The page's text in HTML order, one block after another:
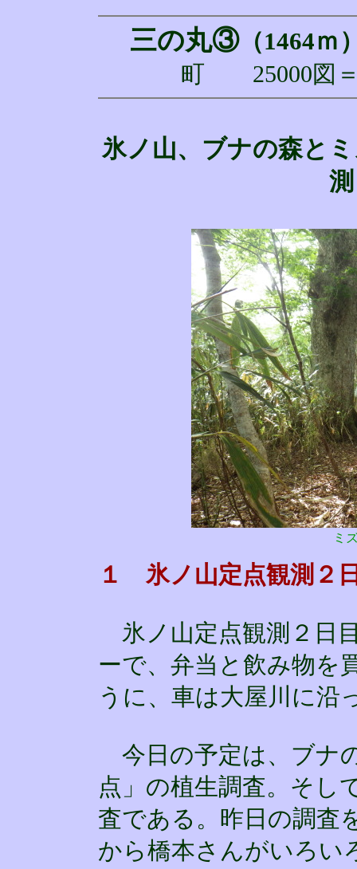
三の丸③（1464ｍ
町 25000図＝
氷ノ山、ブナの森と
ミ
１ 氷ノ山定点観測２
氷ノ山定点観測２日
ーで、弁当と飲み物を
うに、車は大屋川に沿
今日の予定は、ブナ
点」の植生調査。そし
査である。昨日の調査
から橋本さんがいろい